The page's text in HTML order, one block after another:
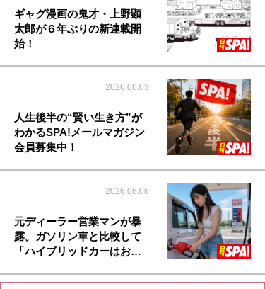
ギャグ漫画の鬼才・上野顕
太郎が６年ぶりの新連載開
始！
2026.06.03
人生後半の“賢い生き方”が
わかるSPA!メールマガジン
会員募集中！
2026.06.06
元ディーラー営業マンが暴
露。ガソリン車と比較して
「ハイブリッドカーはお…